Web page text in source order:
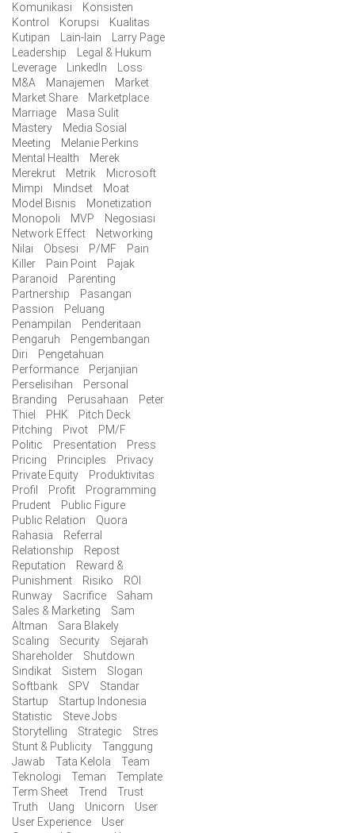
Komunikasi
Konsisten
Kontrol
Korupsi
Kualitas
Kutipan
Lain-lain
Larry Page
Leadership
Legal & Hukum
Leverage
LinkedIn
Loss
M&A
Manajemen
Market
Market Share
Marketplace
Marriage
Masa Sulit
Mastery
Media Sosial
Meeting
Melanie Perkins
Mental Health
Merek
Merekrut
Metrik
Microsoft
Mimpi
Mindset
Moat
Model Bisnis
Monetization
Monopoli
MVP
Negosiasi
Network Effect
Networking
Nilai
Obsesi P/MF
Pain
Killer
Pain Point
Pajak
Paranoid
Parenting
Partnership
Pasangan
Passion
Peluang
Penampilan
Penderitaan
Pengaruh
Pengembangan
Diri
Pengetahuan
Performance
Perjanjian
Perselisihan
Personal
Branding
Perusahaan
Peter
Thiel
PHK
Pitch Deck
Pitching
Pivot
PM/F
Politic
Presentation
Press
Pricing
Principles
Privacy
Private Equity
Produktivitas
Profil
Profit
Programming
Prudent
Public Figure
Public Relation
Quora
Rahasia
Referral
Relationship
Repost
Reputation
Reward &
Punishment
Risiko
ROI
Runway
Sacrifice
Saham
Sales & Marketing
Sam
Altman
Sara Blakely
Scaling
Security
Sejarah
Shareholder
Shutdown
Sindikat
Sistem
Slogan
Softbank
SPV
Standar
Startup
Startup Indonesia
Statistic
Steve Jobs
Storytelling
Strategic
Stres
Stunt & Publicity
Tanggung
Jawab
Tata Kelola
Team
Teknologi
Teman
Template
Term Sheet
Trend
Trust
Truth
Uang Unicorn
User
User Experience
User